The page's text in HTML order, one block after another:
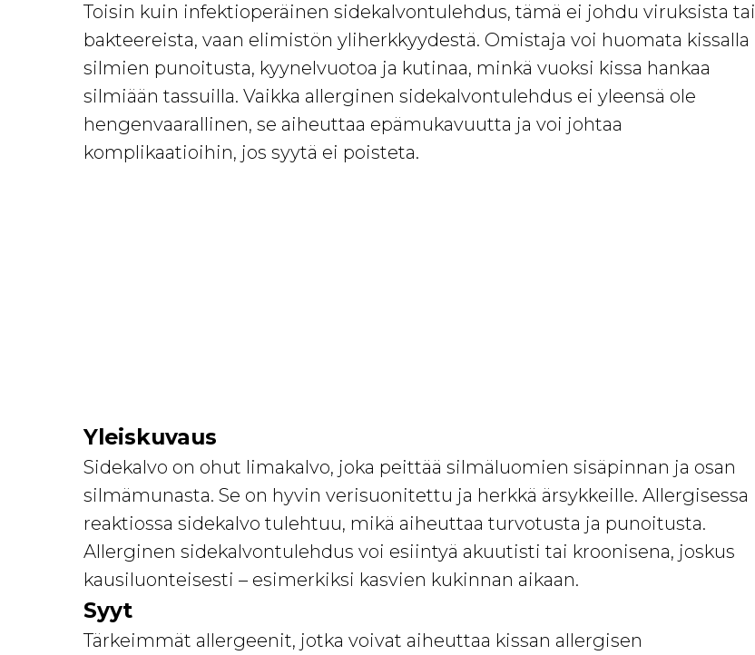
Toisin kuin infektioperäinen sidekalvontulehdus, tämä ei johdu viruksista tai
bakteereista, vaan elimistön yliherkkyydestä. Omistaja voi huomata kissalla
silmien punoitusta, kyynelvuotoa ja kutinaa, minkä vuoksi kissa hankaa
silmiään tassuilla. Vaikka allerginen sidekalvontulehdus ei yleensä ole
hengenvaarallinen, se aiheuttaa epämukavuutta ja voi johtaa
komplikaatioihin, jos syytä ei poisteta.
Yleiskuvaus
Sidekalvo on ohut limakalvo, joka peittää silmäluomien sisäpinnan ja osan
silmämunasta. Se on hyvin verisuonitettu ja herkkä ärsykkeille. Allergisessa
reaktiossa sidekalvo tulehtuu, mikä aiheuttaa turvotusta ja punoitusta.
Allerginen sidekalvontulehdus voi esiintyä akuutisti tai kroonisena, joskus
kausiluonteisesti – esimerkiksi kasvien kukinnan aikaan.
Syyt
Tärkeimmät allergeenit, jotka voivat aiheuttaa kissan allergisen